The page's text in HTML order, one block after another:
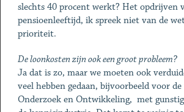
slechts 40 procent werkt? Het opdrijven
pensioenleeftijd, ik spreek niet van de
prioriteit.
De loonkosten zijn ook een groot probleem?
Ja dat is zo, maar we moeten ook
veel hebben gedaan, bijvoorbeeld voor
Onderzoek en Ontwikkeling, met